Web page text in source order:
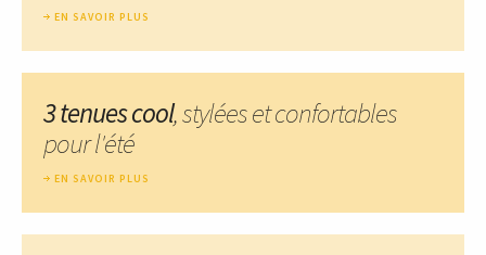
EN SAVOIR PLUS
3 tenues cool, stylées et confortables
pour l'été
EN SAVOIR PLUS